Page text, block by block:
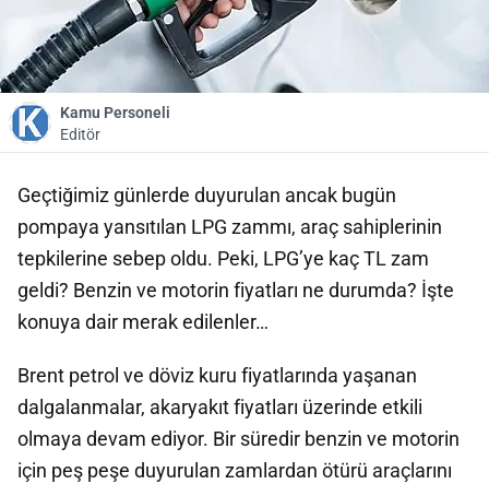
Kamu Personeli
Editör
Geçtiğimiz günlerde duyurulan ancak bugün
pompaya yansıtılan LPG zammı, araç sahiplerinin
tepkilerine sebep oldu. Peki, LPG’ye kaç TL zam
geldi? Benzin ve motorin fiyatları ne durumda? İşte
konuya dair merak edilenler…
Brent petrol ve döviz kuru fiyatlarında yaşanan
dalgalanmalar, akaryakıt fiyatları üzerinde etkili
olmaya devam ediyor. Bir süredir benzin ve motorin
için peş peşe duyurulan zamlardan ötürü araçlarını